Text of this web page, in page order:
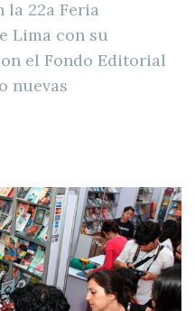
la 22a Feria
Lima con su
el Fondo Editorial
nuevas